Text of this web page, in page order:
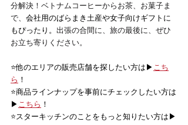
分解決！ベトナムコーヒーからお茶、お菓子ま
で、 会社用のばらまき土産や女子向けギフトに
もぴったり。 出張の合間に、旅の最後に、ぜひ
お立ち寄りください。
⭐️他のエリアの販売店舗を探したい方は▶ こち
ら ！
⭐️商品ラインナップを事前にチェックしたい方は
▶ こちら ！
⭐️スターキッチンのことをもっと知りたい方は▶